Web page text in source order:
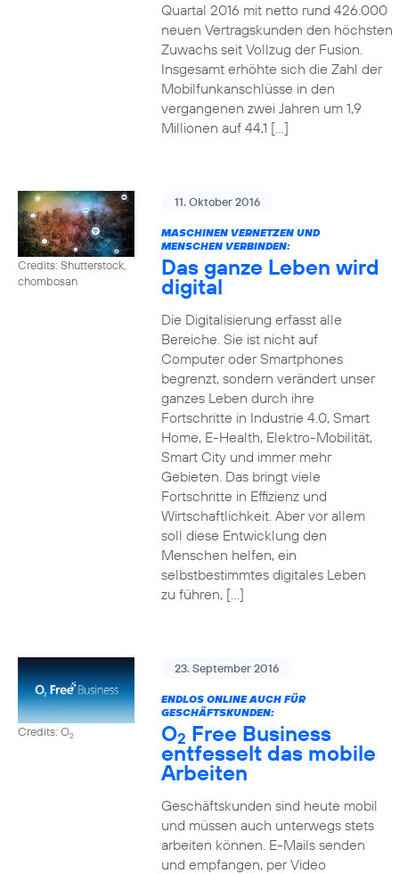
Quartal 2016 mit netto rund 426.000
neuen Vertragskunden den höchsten
Zuwachs seit Vollzug der Fusion.
Insgesamt erhöhte sich die Zahl der
Mobilfunkanschlüsse in den
vergangenen zwei Jahren um 1,9
Millionen auf 44,1 […]
Credits: Shutterstock,
chombosan
11. Oktober 2016
MASCHINEN VERNETZEN UND
MENSCHEN VERBINDEN:
Das ganze Leben wird
digital
Die Digitalisierung erfasst alle
Bereiche. Sie ist nicht auf
Computer oder Smartphones
begrenzt, sondern verändert unser
ganzes Leben durch ihre
Fortschritte in Industrie 4.0, Smart
Home, E-Health, Elektro-Mobilität,
Smart City und immer mehr
Gebieten. Das bringt viele
Fortschritte in Effizienz und
Wirtschaftlichkeit. Aber vor allem
soll diese Entwicklung den
Menschen helfen, ein
selbstbestimmtes digitales Leben
zu führen, […]
Credits: O2
23. September 2016
ENDLOS ONLINE AUCH FÜR
GESCHÄFTSKUNDEN:
O2 Free Business
entfesselt das mobile
Arbeiten
Geschäftskunden sind heute mobil
und müssen auch unterwegs stets
arbeiten können. E-Mails senden
und empfangen, per Video